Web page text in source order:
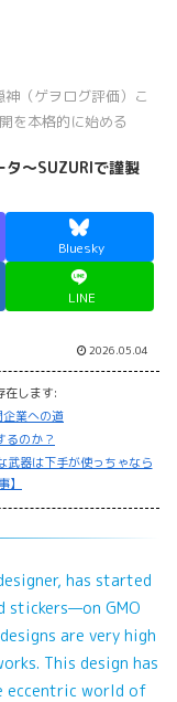
神（ゲヲログ評価）こ
を本格的に始める
～SUZURIで謹製
Bluesky
LINE
2026.05.04
在します:
業への道
るのか？
武器は下手が使っちゃなら
has started
stickers—on GMO
are very high
This design has
eccentric world of